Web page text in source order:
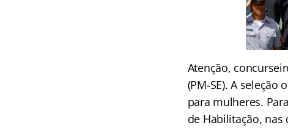
Atenção,
(PM-SE). A seleção
para mulheres.
de Habilitação, nas